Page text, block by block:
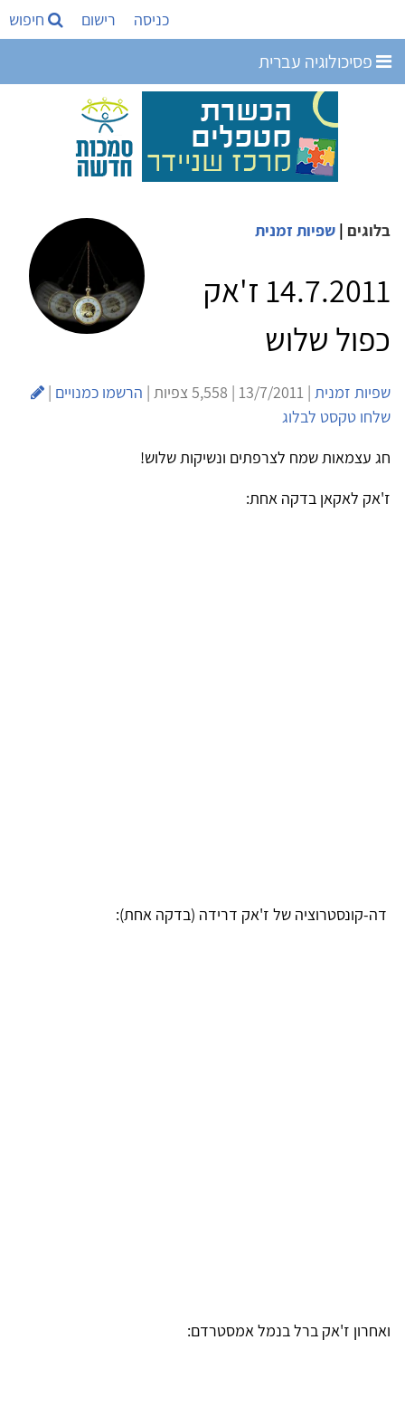
רישום חיפוש
עברית
|שפיות זמנית
14.7.2011 ז'אק
שלוש
זמנית| 13/7/2011 | 5,558 צפיות | הרשמו כמנויים |
טקסט לבלוג
שמח לצרפתים ונשיקות שלוש!
בדקה אחת:
של ז'אק דרידה (בדקה אחת):
ז'אק ברל בנמל אמסטרדם: